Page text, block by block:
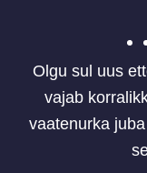
Olgu sul uus
vajab
vaatenurka